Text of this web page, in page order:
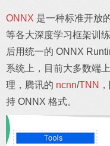
ONNX 是一种标准开放
等各大深度学习框架训
后用统一的 ONNX
系统上，目前大多数端
理，腾讯的 ncnn/TNN
持 ONNX 格式。